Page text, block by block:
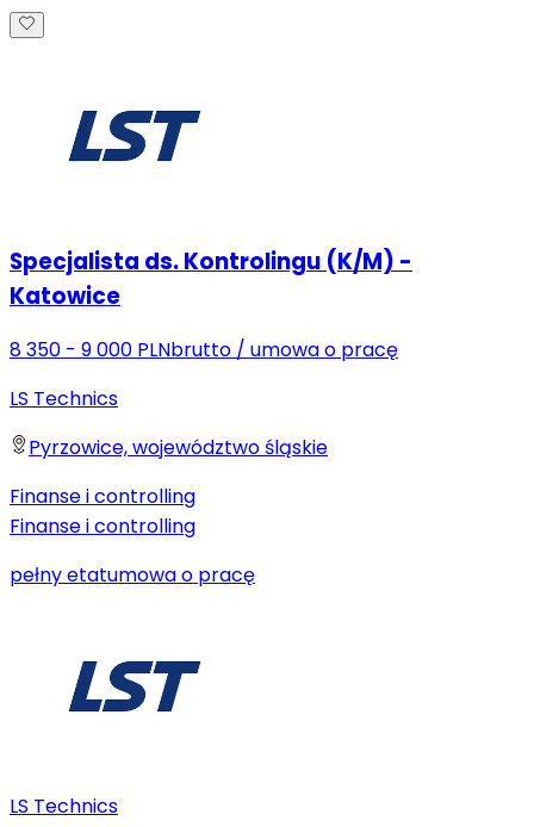
Specjalista ds. Kontrolingu (K/M) -
Katowice
8 350 - 9 000 PLNbrutto / umowa o pracę
LS Technics
Pyrzowice, województwo śląskie
Finanse i controlling
Finanse i controlling
pełny etatumowa o pracę
LS Technics